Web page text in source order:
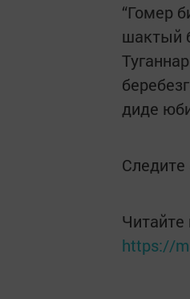
“Гомер
шактый
диде
https://